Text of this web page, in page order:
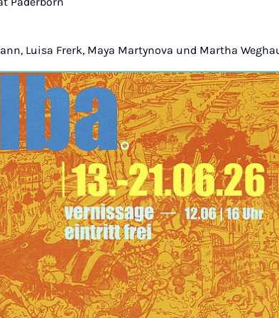
Luisa Frerk, Maya Martynova und Martha